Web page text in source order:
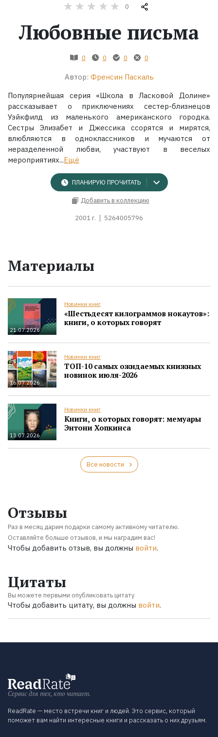
Экранизации
Коллекции
0
Любовные письма
0 0 0 0
Автор: Френсин Паскаль
Популярнейшая серия «Школа в Ласковой Долине»
рассказывает о приключениях сестер-близнецов
Уэйкфилд из маленького американского городка.
Сестры Элизабет и Джессика ссорятся и мирятся,
влюбляются в одноклассников и мучаются от
неразделенной любви, участвуют в веселых
мероприятиях...Ещё
ПЛАНИРУЮ ПРОЧИТАТЬ
Добавить в коллекцию
2001 г. 5264005796
Материалы
21.07.2026
Новинки книг
«Шестьдесят килограммов нокаутов»:
книги, о которых говорят
16.07.2026
Новинки книг
ТОП-10 самых ожидаемых книжных
новинок июля-2026
13.07.2026
Новинки книг
Книги, о которых говорят: мемуары
Энтони Хопкинса
Все новости
Отзывы
Раз в месяц дарим подарки самому активному читателю.
Оставляйте больше отзывов, и мы наградим вас!
Чтобы добавить отзыв, вы должны войти.
Цитаты
Вы можете первыми опубликовать цитату
Чтобы добавить цитату, вы должны войти.
Сервис для тех, кто читает.
ReadRate — место встречи книг и людей. Это сервис, который
поможет вам найти интересные книги и рассказать о них друзьям.